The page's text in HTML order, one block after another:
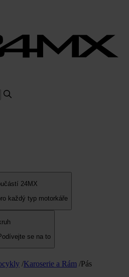
24MX
každý typ motorkáře
se na to
/Karoserie a Rám /Pás